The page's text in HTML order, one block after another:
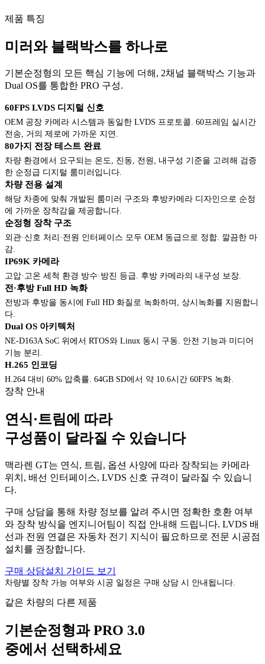
제품 특징
미러와 블랙박스를 하나로
기본순정형의 모든 핵심 기능에 더해, 2채널 블랙박스 기능과
Dual OS를 통합한 PRO 구성.
60FPS LVDS 디지털 신호
OEM 공장 카메라 시스템과 동일한 LVDS 프로토콜. 60프레임 실시간
전송, 거의 제로에 가까운 지연.
80가지 전장 테스트 완료
차량 환경에서 요구되는 온도, 진동, 전원, 내구성 기준을 고려해 검증
한 순정급 디지털 룸미러입니다.
차량 전용 설계
해당 차종에 맞춰 개발된 룸미러 구조와 후방카메라 디자인으로 순정
에 가까운 장착감을 제공합니다.
순정형 장착 구조
외관·신호 처리·전원 인터페이스 모두 OEM 동급으로 정합. 깔끔한 마
감.
IP69K 카메라
고압·고온 세척 환경 방수·방진 등급. 후방 카메라의 내구성 보장.
전·후방 Full HD 녹화
전방과 후방을 동시에 Full HD 화질로 녹화하며, 상시녹화를 지원합니
다.
Dual OS 아키텍처
NE-D163A SoC 위에서 RTOS와 Linux 동시 구동. 안전 기능과 미디어
기능 분리.
H.265 인코딩
H.264 대비 60% 압축률. 64GB SD에서 약 10.6시간 60FPS 녹화.
장착 안내
연식·트림에 따라
구성품이 달라질 수 있습니다
맥라렌 GT는 연식, 트림, 옵션 사양에 따라 장착되는 카메라
위치, 배선 인터페이스, LVDS 신호 규격이 달라질 수 있습니
다.
구매 상담을 통해 차량 정보를 알려 주시면 정확한 호환 여부
와 장착 방식을 엔지니어팀이 직접 안내해 드립니다. LVDS 배
선과 전원 연결은 자동차 전기 지식이 필요하므로 전문 시공점
설치를 권장합니다.
구매 상담설치 가이드 보기
차량별 장착 가능 여부와 시공 일정은 구매 상담 시 안내됩니다.
같은 차량의 다른 제품
기본순정형과 PRO 3.0
중에서 선택하세요